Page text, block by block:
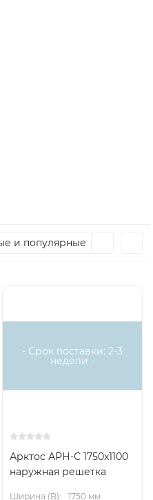
и популярные
- Срок поставки: 2-3
недели -
Арктос АРН-С 1750x1100
наружная решетка
Ширина (B): 1750 мм